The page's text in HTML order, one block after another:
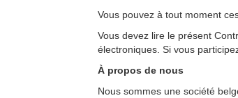
Vous pouvez à tout moment
Vous devez lire le présent
électroniques. Si vous
À propos de nous
Nous sommes une société